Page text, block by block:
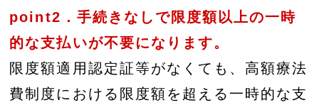
point2．手続きなしで限度額以上の一時
的な支払いが不要になります。
限度額適用認定証等がなくても、高額療法
費制度における限度額を超える一時的な支